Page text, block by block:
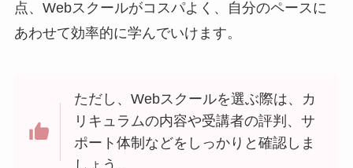
点、Webスクールがコスパよく、自分のペースに
あわせて効率的に学んでいけます。
ただし、Webスクールを選ぶ際は、カ
リキュラムの内容や受講者の評判、サ
ポート体制などをしっかりと確認しま
しょう。